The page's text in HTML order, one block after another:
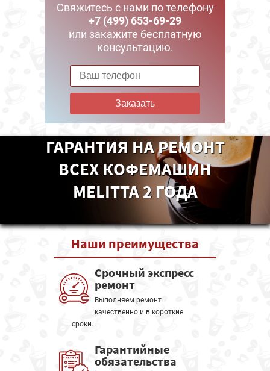
Свяжитесь с нами по телефону
+7 (499) 653-69-29
или закажите бесплатную
консультацию.
Заказать
ГАРАНТИЯ НА РЕМОНТ
ВСЕХ КОФЕМАШИН
MELITTA 2 ГОДА
Наши преимущества
Срочный экспресс
ремонт
Выполняем ремонт
качественно и в короткие
сроки.
Гарантийные
обязательства